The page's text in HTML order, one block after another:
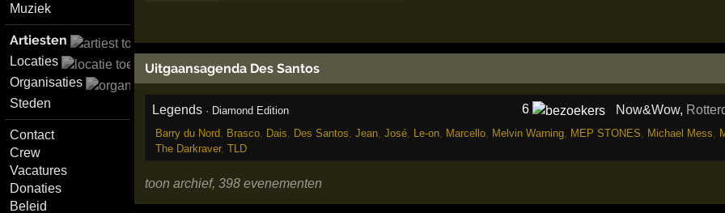
Muziek
Artiesten
Locaties
Organisaties
Steden
Contact
Crew
Vacatures
Donaties
Beleid
Uitgaansagenda Des Santos
Legends · Diamond Edition 6 Now&Wow,
Barry du Nord, Brasco, Dais Des Santos Jean, José, Le-on, Marcello, Melvin Warning, MEP STONES Michael Mess
The Darkraver, TLD
toon archief, 398 evenementen